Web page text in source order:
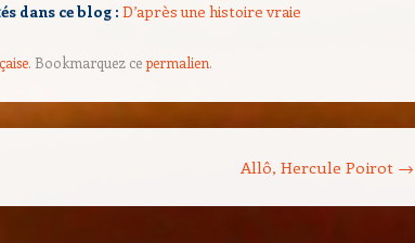
dans ce blog : D’après une histoire vraie
. Bookmarquez cepermalien.
Allô, Hercule Poirot →